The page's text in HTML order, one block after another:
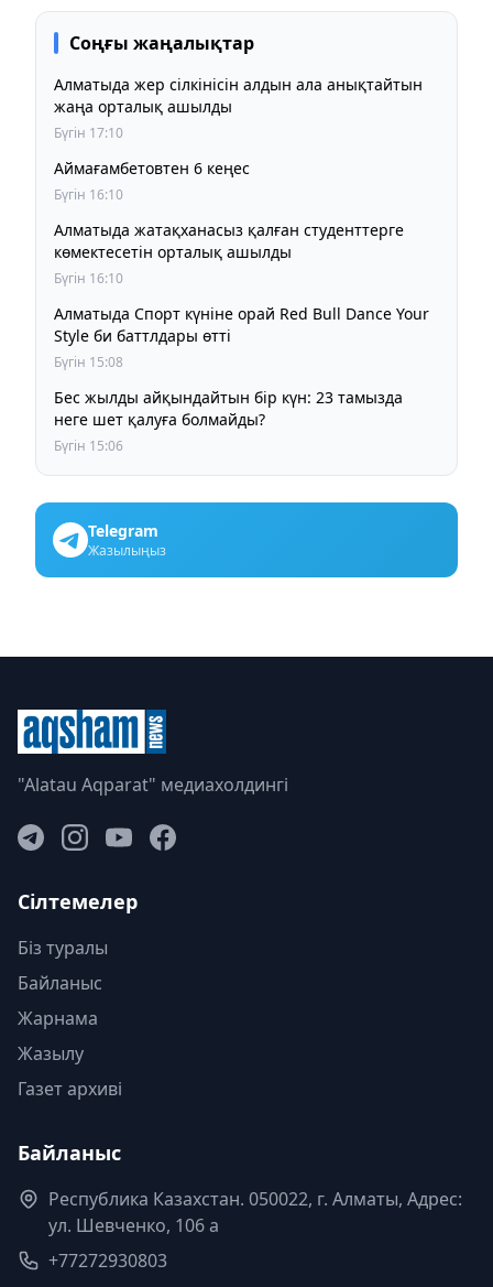
Соңғы жаңалықтар
Алматыда жер сілкінісін алдын ала анықтайтын
жаңа орталық ашылды
Бүгін 17:10
Аймағамбетовтен 6 кеңес
Бүгін 16:10
Алматыда жатақханасыз қалған студенттерге
көмектесетін орталық ашылды
Бүгін 16:10
Алматыда Спорт күніне орай Red Bull Dance Your
Style би баттлдары өтті
Бүгін 15:08
Бес жылды айқындайтын бір күн: 23 тамызда
неге шет қалуға болмайды?
Бүгін 15:06
Telegram
Жазылыңыз
"Alatau Aqparat" медиахолдингі
Сілтемелер
Біз туралы
Байланыс
Жарнама
Жазылу
Газет архиві
Байланыс
Республика Казахстан. 050022, г. Алматы, Адрес:
ул. Шевченко, 106 а
+77272930803